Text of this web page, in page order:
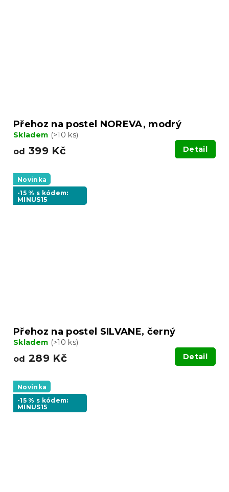
Přehoz na postel NOREVA, modrý
Skladem (>10 ks)
od 399 Kč Detail
Novinka
-15 % s kódem:
MINUS15
Přehoz na postel SILVANE, černý
Skladem (>10 ks)
od 289 Kč Detail
Novinka
-15 % s kódem:
MINUS15